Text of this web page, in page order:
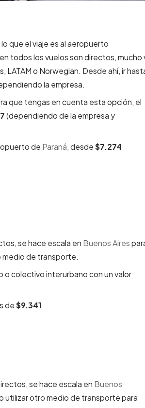
que el viaje es al aeropuerto
todos los vuelos son directos, mucho
o Norwegian. Desde ahí, ir
la empresa.
que tengas en cuenta esta opción, el
(dependiendo de la empresa y
de Paraná,desde$7.274
se hace escala en Buenos Aires
medio de transporte.
o colectivo interurbano con un valor
de$9.341
se hace escala en Buenos
utilizar otro medio de transporte para